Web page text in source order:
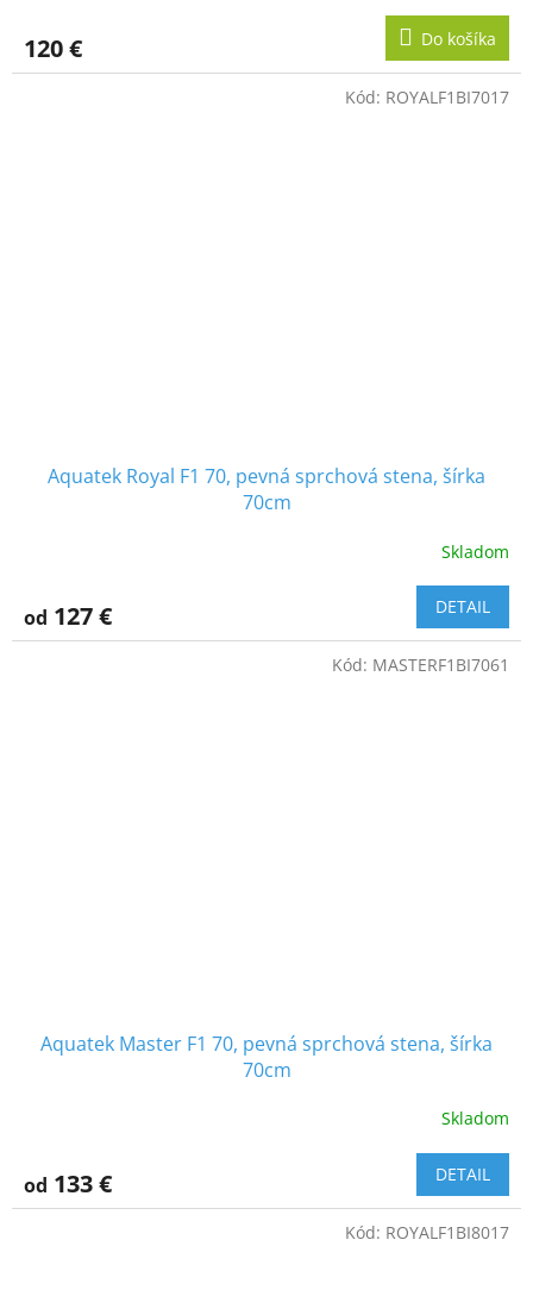
120 € Do košíka
Aquatek Royal F1 70, pevná sprchová stena, šírka
70cm
Skladom
od 127 € DETAIL
Kód: ROYALF1BI7017
Aquatek Master F1 70, pevná sprchová stena, šírka
70cm
Skladom
od 133 € DETAIL
Kód: MASTERF1BI7061
Kód: ROYALF1BI8017